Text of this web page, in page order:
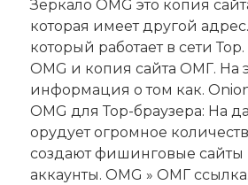
Зеркало OMG это копия
которая имеет другой
который работает в сети
OMG и копия сайта ОМГ. На
информация о том как.
OMG для Тор-браузера: На
орудует огромное
создают фишинговые сайты
аккаунты. OMG » ОМГ